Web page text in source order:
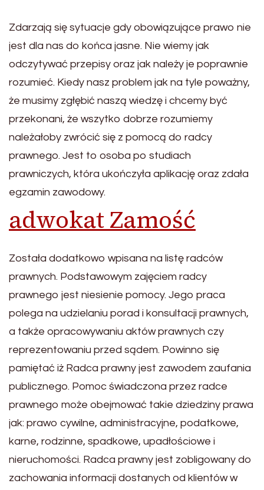
Zdarzają się sytuacje gdy obowiązujące prawo nie
jest dla nas do końca jasne. Nie wiemy jak
odczytywać przepisy oraz jak należy je poprawnie
rozumieć. Kiedy nasz problem jak na tyle poważny,
że musimy zgłębić naszą wiedzę i chcemy być
przekonani, że wszytko dobrze rozumiemy
należałoby zwrócić się z pomocą do radcy
prawnego. Jest to osoba po studiach
prawniczych, która ukończyła aplikację oraz zdała
egzamin zawodowy.
adwokat Zamość
Została dodatkowo wpisana na listę radców
prawnych. Podstawowym zajęciem radcy
prawnego jest niesienie pomocy. Jego praca
polega na udzielaniu porad i konsultacji prawnych,
a także opracowywaniu aktów prawnych czy
reprezentowaniu przed sądem. Powinno się
pamiętać iż Radca prawny jest zawodem zaufania
publicznego. Pomoc świadczona przez radce
prawnego może obejmować takie dziedziny prawa
jak: prawo cywilne, administracyjne, podatkowe,
karne, rodzinne, spadkowe, upadłościowe i
nieruchomości. Radca prawny jest zobligowany do
zachowania informacji dostanych od klientów w